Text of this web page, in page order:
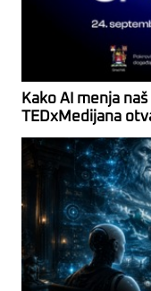
Kako AI menja
TEDxMedijana